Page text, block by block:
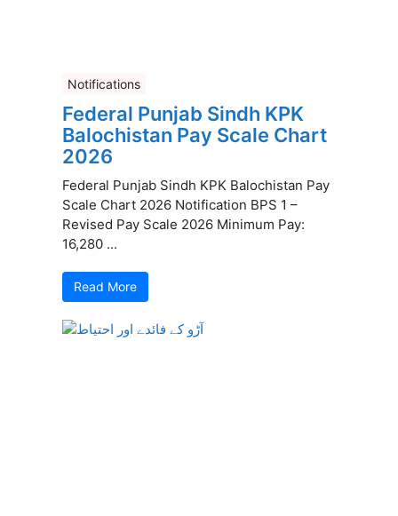
Notifications
Federal Punjab Sindh KPK
Balochistan Pay Scale Chart
2026
Federal Punjab Sindh KPK Balochistan Pay
Scale Chart 2026 Notification BPS 1 –
Revised Pay Scale 2026 Minimum Pay:
16,280 ...
Read More